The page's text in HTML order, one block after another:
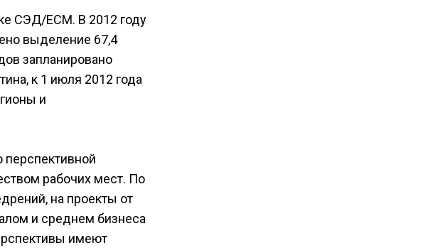
СЭД/ЕСМ. В 2012 году
выделение 67,4
запланировано
к 1 июля 2012 года
и
рабочих мест. По
на проекты от
и среднем бизнеса
имеют